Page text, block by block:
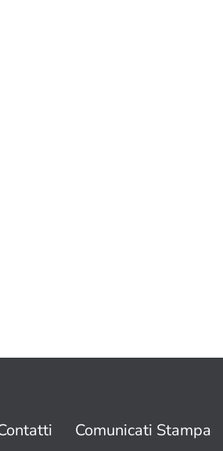
Comunicati Stampa